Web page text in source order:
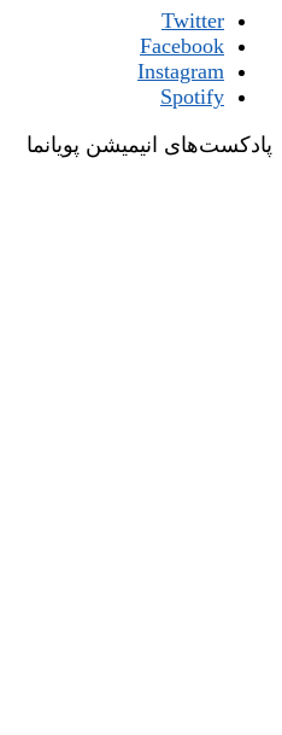
Twitter
Facebook
Instagram
Spotify
پادکست‌های انیمیشن پویانما